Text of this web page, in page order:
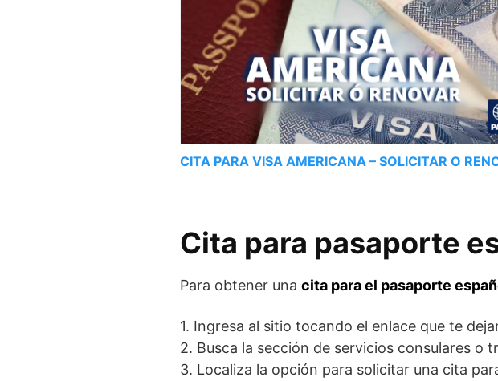
CITA PARA VISA AMERICANA – SOLICITAR O
Cita para pasaporte
Para obtener una cita para el pasaporte
1. Ingresa al sitio tocando el enlace que te
2. Busca la sección de servicios consulares o
3. Localiza la opción para solicitar una cita